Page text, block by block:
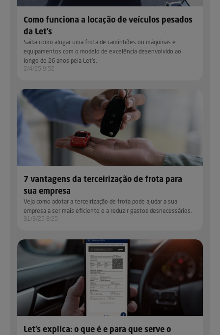
Como funciona a locação de veículos pesados
da Let’s
Saiba como alugar uma frota de caminhões ou máquinas e
equipamentos com o modelo de excelência desenvolvido ao
longo de 26 anos pela Let’s.
2/4/25 9:52
7 vantagens da terceirização de frota para
sua empresa
Veja como adotar a terceirização de frota pode ajudar a sua
empresa a ser mais eficiente e a reduzir gastos desnecessários.
31/3/25 8:25
Let’s explica: o que é e para que serve o